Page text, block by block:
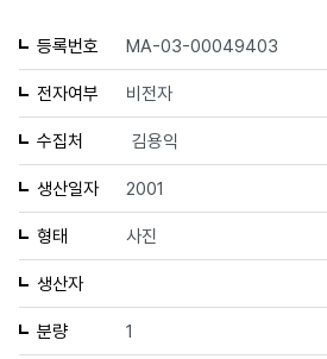
등록번호 MA-03-00049403
전자여부 비전자
수집처 김용익
생산일자 2001
형태 사진
생산자
분량 1